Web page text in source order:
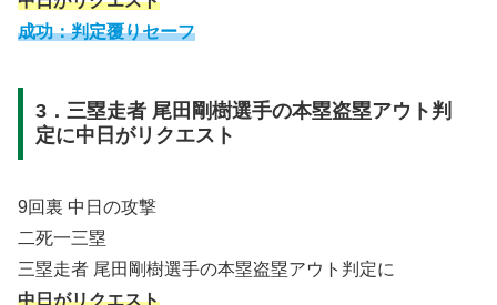
成功：判定覆りセーフ
3．三塁走者 尾田剛樹選手の本塁盗塁アウト判
定に中日がリクエスト
9回裏 中日の攻撃
二死一三塁
三塁走者 尾田剛樹選手の本塁盗塁アウト判定に
中日がリクエスト